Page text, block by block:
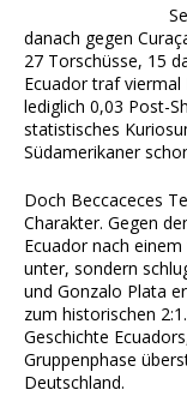
danach gegen
27 Torschüsse, 15
Ecuador traf
lediglich 0,03 Post-
statistisches
Südamerikaner
Doch Beccaceces
Charakter. Gegen
Ecuador nach
unter, sondern
und Gonzalo Plata
zum historischen
Geschichte
Gruppenphase
Deutschland.